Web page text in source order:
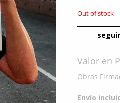
Out of stock
Valor en
Obras
Envío